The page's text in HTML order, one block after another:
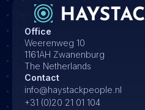
Office
Weerenweg 10
1161AH Zwanenburg
The Netherlands
Contact
info@haystackpeople.nl
+31 (0)20 21 01 104